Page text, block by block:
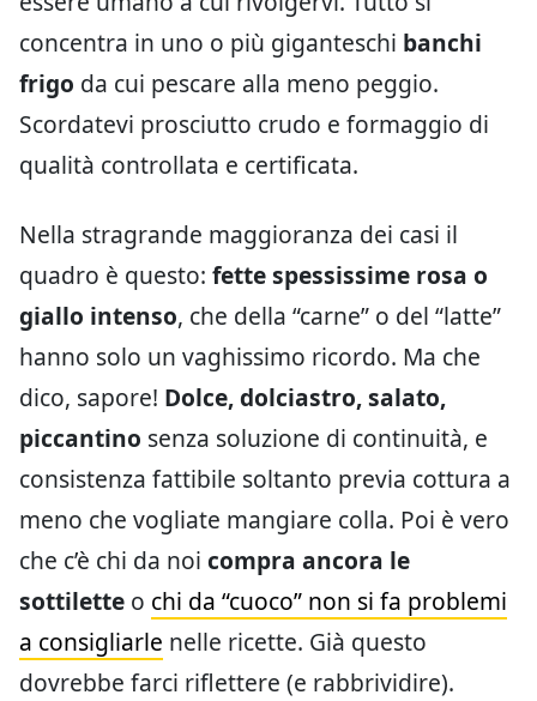
concentra in uno o più giganteschi banchi
frigo da cui pescare alla meno peggio.
Scordatevi prosciutto crudo e formaggio di
qualità controllata e certificata.
Nella stragrande maggioranza dei casi il
quadro è questo: fette spessissime rosa o
giallo intenso, che della “carne” o del “latte”
hanno solo un vaghissimo ricordo. Ma che
dico, sapore! Dolce, dolciastro, salato,
piccantino senza soluzione di continuità, e
consistenza fattibile soltanto previa cottura a
meno che vogliate mangiare colla. Poi è vero
che c’è chi da noi compra ancora le
sottilette o chi da “cuoco” non si fa problemi
a consigliarle nelle ricette. Già questo
dovrebbe farci riflettere (e rabbrividire).